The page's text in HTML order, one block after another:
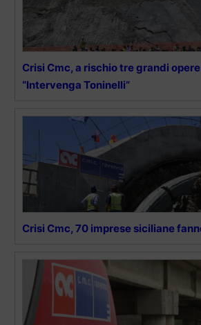
Crisi Cmc, a rischio tre grandi
“Intervenga Toninelli”
Crisi Cmc, 70 imprese siciliane